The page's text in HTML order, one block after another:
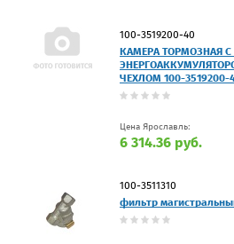
100-3519200-40
КАМЕРА ТОРМОЗHАЯ
ЧЕХЛОМ 100-3519200-
Цена Ярославль:
6 314.36 руб.
100-3511310
фильтр